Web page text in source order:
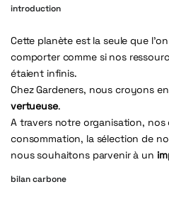
introduction
Cette planète est la seule que
comporter comme si nos
étaient infinis.
Chez Gardeners, nous croyons en
vertueuse.
A travers notre organisation,
consommation, la sélection de
nous souhaitons parvenir à un
bilan carbone